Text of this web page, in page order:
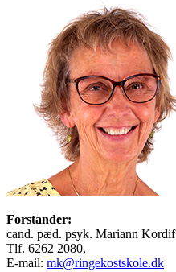
Forstander:
cand. pæd. psyk. Mariann Kordif
Tlf. 6262 2080,
E-mail: mk@ringekostskole.dk